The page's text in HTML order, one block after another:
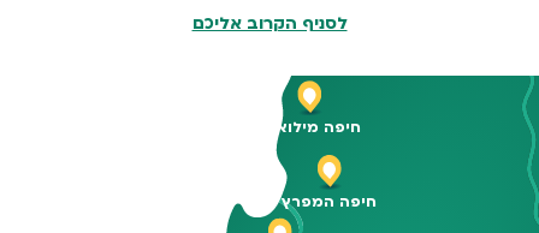
לסניף הקרוב אליכם
חיפה המפרץ
חיפה מילואות